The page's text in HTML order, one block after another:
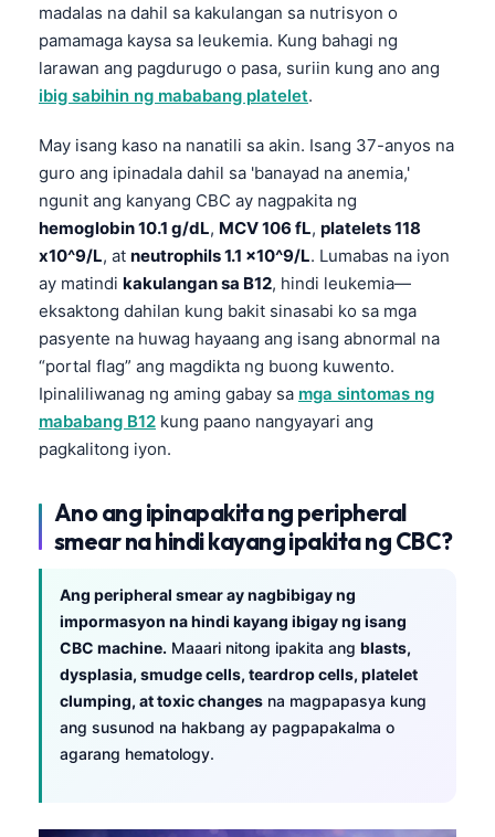
madalas na dahil sa kakulangan sa nutrisyon o
pamamaga kaysa sa leukemia. Kung bahagi ng
larawan ang pagdurugo o pasa, suriin kung ano ang
ibig sabihin ng mababang platelet.
May isang kaso na nanatili sa akin. Isang 37-anyos na
guro ang ipinadala dahil sa 'banayad na anemia,'
ngunit ang kanyang CBC ay nagpakita ng
hemoglobin 10.1 g/dL, MCV 106 fL, platelets 118
x10^9/L, at neutrophils 1.1 x10^9/L. Lumabas na iyon
ay matindi kakulangan sa B12, hindi leukemia—
eksaktong dahilan kung bakit sinasabi ko sa mga
pasyente na huwag hayaang ang isang abnormal na
“portal flag” ang magdikta ng buong kuwento.
Ipinaliliwanag ng aming gabay sa mga sintomas ng
mababang B12 kung paano nangyayari ang
pagkalitong iyon.
Ano ang ipinapakita ng peripheral
smear na hindi kayang ipakita ng CBC?
Ang peripheral smear ay nagbibigay ng
impormasyon na hindi kayang ibigay ng isang
CBC machine. Maaari nitong ipakita ang blasts,
dysplasia, smudge cells, teardrop cells, platelet
clumping, at toxic changes na magpapasya kung
ang susunod na hakbang ay pagpapakalma o
agarang hematology.
Euskara
Gàidhlig
Occitan
العربية المغربية
Afrikaans
ພາສາລາວ
Cebuano
ئۇيغۇرچە
Кыргызча
Татар теле
Беларуская мова
Esperanto
Frysk
Ślōnskŏ gŏdka
Norsk bokmål